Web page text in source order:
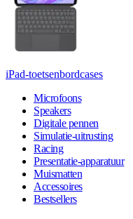
iPad-toetsenbordcases
Microfoons
Speakers
Digitale pennen
Simulatie-uitrusting
Racing
Presentatie-apparatuur
Muismatten
Accessoires
Bestsellers